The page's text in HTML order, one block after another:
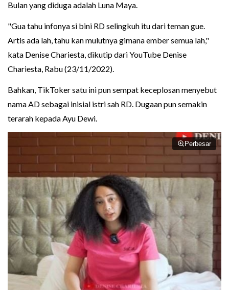
Bulan yang diduga adalah Luna Maya.
"Gua tahu infonya si bini RD selingkuh itu dari teman gue.
Artis ada lah, tahu kan mulutnya gimana ember semua lah,"
kata Denise Chariesta, dikutip dari YouTube Denise
Chariesta, Rabu (23/11/2022).
Bahkan, TikToker satu ini pun sempat keceplosan menyebut
nama AD sebagai inisial istri sah RD. Dugaan pun semakin
terarah kepada Ayu Dewi.
Perbesar